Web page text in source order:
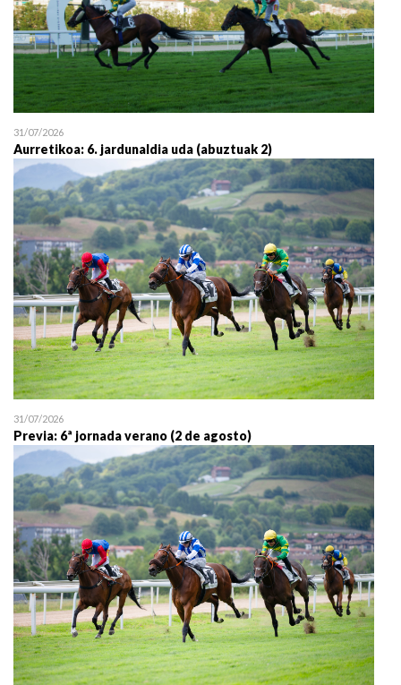
31/07/2026
Aurretikoa: 6. jardunaldia uda (abuztuak 2)
31/07/2026
Previa: 6ª jornada verano (2 de agosto)